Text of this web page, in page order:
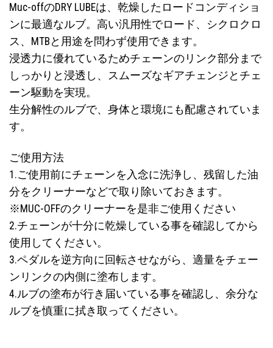
Muc-offのDRY LUBEは、乾燥したロードコンディショ
ンに最適なルブ。高い汎用性でロード、シクロクロ
ス、MTBと用途を問わず使用できます。
浸透力に優れているためチェーンのリンク部分まで
しっかりと浸透し、スムーズなギアチェンジとチェ
ーン駆動を実現。
生分解性のルブで、身体と環境にも配慮されていま
す。
ご使用方法
1.ご使用前にチェーンを入念に洗浄し、残留した油
分をクリーナーなどで取り除いておきます。
※MUC-OFFのクリーナーを是非ご使用ください
2.チェーンが十分に乾燥している事を確認してから
使用してください。
3.ペダルを逆方向に回転させながら、適量をチェー
ンリンクの内側に塗布します。
4.ルブの塗布が行き届いている事を確認し、余分な
ルブを慎重に拭き取ってください。